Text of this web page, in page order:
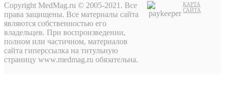
Copyright MedMag.ru © 2005-2021. Все
права защищены. Все материалы сайта
являются собственностью его
владельцев. При воспроизведении,
полном или частичном, материалов
сайта гиперссылка на титульную
страницу www.medmag.ru обязательна.
КАРТА
САЙТА